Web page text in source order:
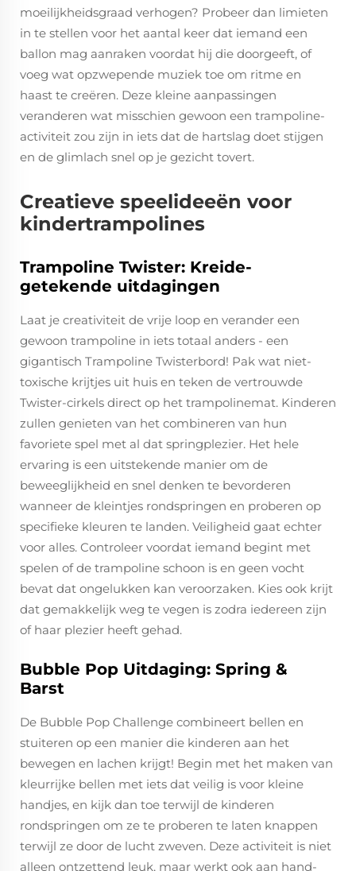
moeilijkheidsgraad verhogen? Probeer dan limieten
in te stellen voor het aantal keer dat iemand een
ballon mag aanraken voordat hij die doorgeeft, of
voeg wat opzwepende muziek toe om ritme en
haast te creëren. Deze kleine aanpassingen
veranderen wat misschien gewoon een trampoline-
activiteit zou zijn in iets dat de hartslag doet stijgen
en de glimlach snel op je gezicht tovert.
Creatieve speelideeën voor
kindertrampolines
Trampoline Twister: Kreide-
getekende uitdagingen
Laat je creativiteit de vrije loop en verander een
gewoon trampoline in iets totaal anders - een
gigantisch Trampoline Twisterbord! Pak wat niet-
toxische krijtjes uit huis en teken de vertrouwde
Twister-cirkels direct op het trampolinemat. Kinderen
zullen genieten van het combineren van hun
favoriete spel met al dat springplezier. Het hele
ervaring is een uitstekende manier om de
beweeglijkheid en snel denken te bevorderen
wanneer de kleintjes rondspringen en proberen op
specifieke kleuren te landen. Veiligheid gaat echter
voor alles. Controleer voordat iemand begint met
spelen of de trampoline schoon is en geen vocht
bevat dat ongelukken kan veroorzaken. Kies ook krijt
dat gemakkelijk weg te vegen is zodra iedereen zijn
of haar plezier heeft gehad.
Bubble Pop Uitdaging: Spring &
Barst
De Bubble Pop Challenge combineert bellen en
stuiteren op een manier die kinderen aan het
bewegen en lachen krijgt! Begin met het maken van
kleurrijke bellen met iets dat veilig is voor kleine
handjes, en kijk dan toe terwijl de kinderen
rondspringen om ze te proberen te laten knappen
terwijl ze door de lucht zweven. Deze activiteit is niet
alleen ontzettend leuk, maar werkt ook aan hand-